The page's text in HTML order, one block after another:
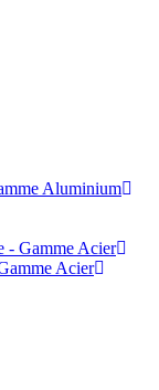
Aluminium
- Gamme Acier
Acier